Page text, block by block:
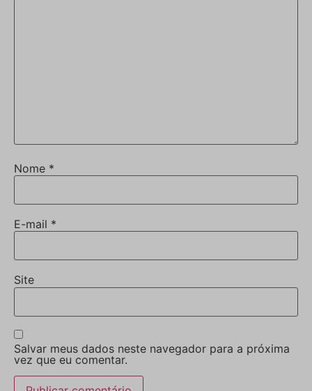
Nome *
E-mail *
Site
Salvar meus dados neste navegador para a próxima
vez que eu comentar.